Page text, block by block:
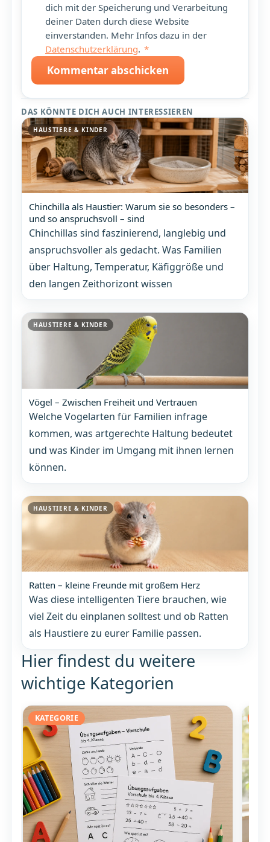
dich mit der Speicherung und Verarbeitung
deiner Daten durch diese Website
einverstanden. Mehr Infos dazu in der
Datenschutzerklärung. *
Kommentar abschicken
DAS KÖNNTE DICH AUCH INTERESSIEREN
HAUSTIERE & KINDER
Chinchilla als Haustier: Warum sie so besonders –
und so anspruchsvoll – sind
Chinchillas sind faszinierend, langlebig und
anspruchsvoller als gedacht. Was Familien
über Haltung, Temperatur, Käfiggröße und
den langen Zeithorizont wissen
HAUSTIERE & KINDER
Vögel – Zwischen Freiheit und Vertrauen
Welche Vogelarten für Familien infrage
kommen, was artgerechte Haltung bedeutet
und was Kinder im Umgang mit ihnen lernen
können.
HAUSTIERE & KINDER
Ratten – kleine Freunde mit großem Herz
Was diese intelligenten Tiere brauchen, wie
viel Zeit du einplanen solltest und ob Ratten
als Haustiere zu eurer Familie passen.
Hier findest du weitere
wichtige Kategorien
KATEGORIE